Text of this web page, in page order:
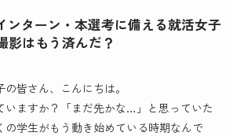
ンターン・本選考に備える就活女子
影はもう済んだ？
皆さん、こんにちは。
いますか？「まだ先かな…」と思っていた
の学生がもう動き始めている時期なんで